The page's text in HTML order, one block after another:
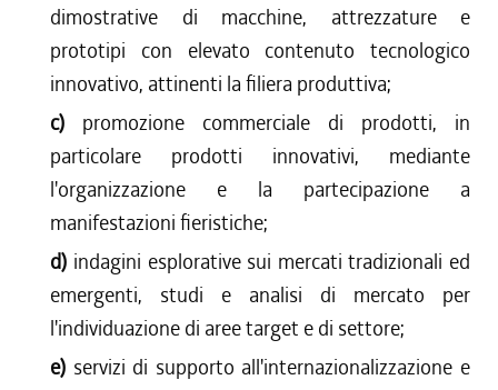
dimostrative di macchine, attrezzature e
prototipi con elevato contenuto tecnologico
innovativo, attinenti la filiera produttiva;
c) promozione commerciale di prodotti, in
particolare prodotti innovativi, mediante
l'organizzazione e la partecipazione a
manifestazioni fieristiche;
d) indagini esplorative sui mercati tradizionali ed
emergenti, studi e analisi di mercato per
l'individuazione di aree target e di settore;
e) servizi di supporto all'internazionalizzazione e